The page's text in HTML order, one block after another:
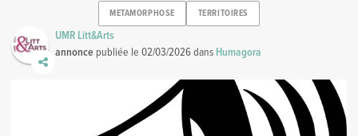
METAMORPHOSE TERRITOIRES
UMR Litt&Arts
annonce publiée le02/03/2026dans Humagora